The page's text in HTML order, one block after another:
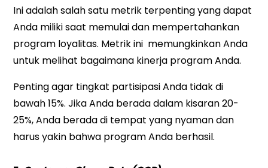
Ini adalah salah satu metrik terpenting yang dapat
Anda miliki saat memulai dan mempertahankan
program loyalitas. Metrik ini memungkinkan Anda
untuk melihat bagaimana kinerja program Anda.
Penting agar tingkat partisipasi Anda tidak di
bawah 15%. Jika Anda berada dalam kisaran 20-
25%, Anda berada di tempat yang nyaman dan
harus yakin bahwa program Anda berhasil.